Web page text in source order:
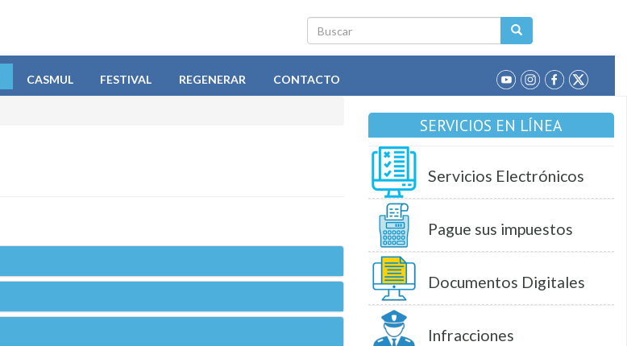
Buscar
CASMUL FESTIVAL REGENERAR CONTACTO
SERVICIOS EN LÍNEA
Servicios Electrónicos
Pague sus impuestos
Documentos Digitales
Infracciones